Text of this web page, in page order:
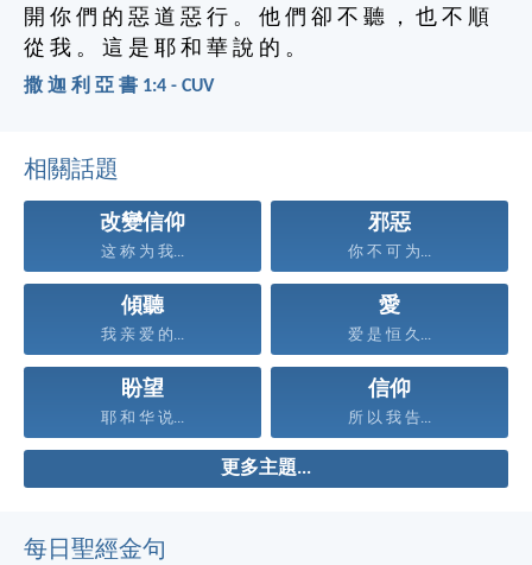
開 你 們 的 惡 道 惡 行 。 他 們 卻 不 聽 ， 也 不 順
從 我 。 這 是 耶 和 華 說 的 。
撒 迦 利 亞 書 1:4 - CUV
相關話題
改變信仰
这 称 为 我...
邪惡
你 不 可 为...
傾聽
我 亲 爱 的...
愛
爱 是 恒 久...
盼望
耶 和 华 说...
信仰
所 以 我 告...
更多主題...
每日聖經金句